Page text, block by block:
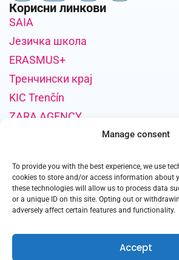
Manage consent
To provide you with the best experience, we use
cookies to store and/or access information about
these technologies will allow us to process data
or a unique ID on this site. Opting out or
adversely affect certain features and functionality.
Accept
Корисни линкови
SAIA
Језичка школа
ERASMUS+
Тренчински крај
KIC Trenčín
ZARA AGENCY
Информације о финансирању
финансијских средстава Плана
оквиру Пројекта: Позив за подршку
промовишу универзитете у
пројекта: 10I04-20-V03-00013.